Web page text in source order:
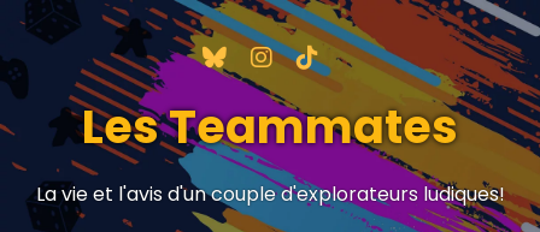
Les Teammates
La vie et l'avis d'un couple d'explorateurs ludiques!